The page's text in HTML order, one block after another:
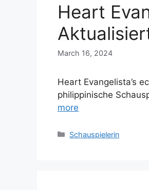
Heart
March 16, 2024
Heart Evangelista’s
philippinische
more
Categories
Schauspielerin